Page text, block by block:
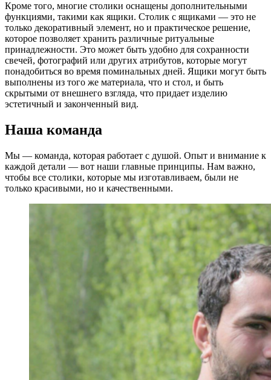
Кроме того, многие столики оснащены дополнительными
функциями, такими как ящики. Столик с ящиками — это не
только декоративный элемент, но и практическое решение,
которое позволяет хранить различные ритуальные
принадлежности. Это может быть удобно для сохранности
свечей, фотографий или других атрибутов, которые могут
понадобиться во время поминальных дней. Ящики могут быть
выполнены из того же материала, что и стол, и быть
скрытыми от внешнего взгляда, что придает изделию
эстетичный и законченный вид.
Наша команда
Мы — команда, которая работает с душой. Опыт и внимание к
каждой детали — вот наши главные принципы. Нам важно,
чтобы все столики, которые мы изготавливаем, были не
только красивыми, но и качественными.